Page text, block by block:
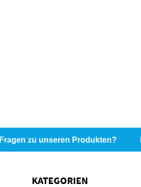
Fragen zu unseren Produkten?
KATEGORIEN